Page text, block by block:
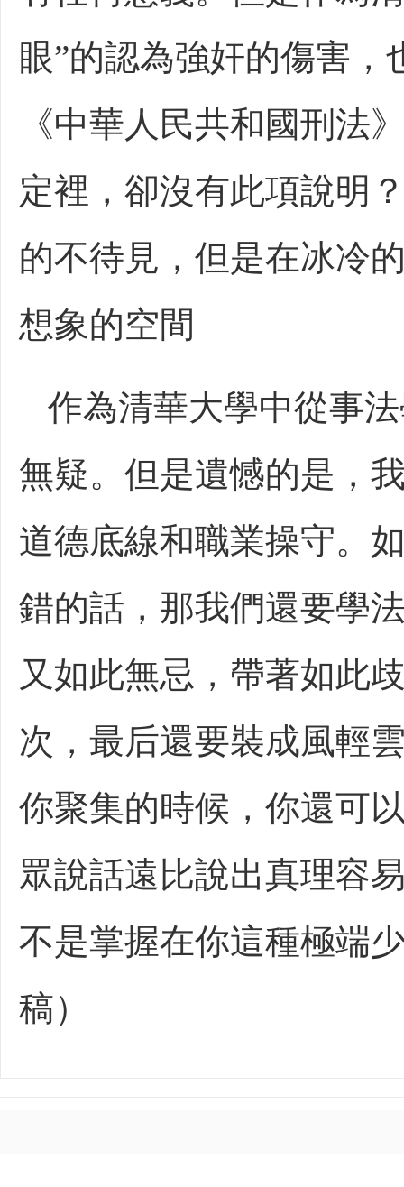
眼”的認為強奸的傷害
《中華人民共和國刑法
定裡，卻沒有此項說明
的不待見，但是在冰冷
想象的空間
作為清華大學中從事
無疑。但是遺憾的是，
道德底線和職業操守。
錯的話，那我們還要學
又如此無忌，帶著如此
次，最后還要裝成風輕
你聚集的時候，你還可
眾說話遠比說出真理容
不是掌握在你這種極端
稿）